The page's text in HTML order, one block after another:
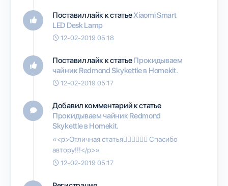
Поставил лайк к статьеXiaomi Smart
LED Desk Lamp
12-02-2019 05:18
Поставил лайк к статьеПрокидываем
чайник Redmond Skykettle в Homekit.
12-02-2019 05:17
Добавил комментарий к статье
Прокидываем чайник Redmond
Skykettle в Homekit.
«<p>Отличная статья👍🏻👍🏻👍🏻 Спасибо
автору!!!</p>»
12-02-2019 05:17